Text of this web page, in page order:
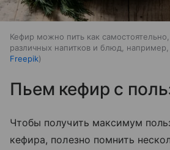
Кефир можно пить как самостоятельно,
различных напитков и блюд,
Freepik
Пьем кефир с
Чтобы получить максимум
кефира, полезно помнить